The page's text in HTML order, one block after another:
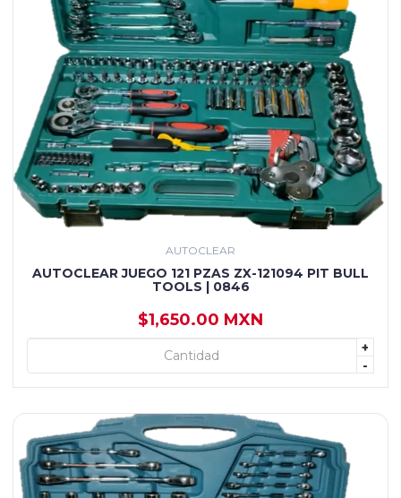
AUTOCLEAR
AUTOCLEAR JUEGO 121 PZAS ZX-121094 PIT BULL
TOOLS | 0846
$1,650.00 MXN
+
-
+ AGREGAR